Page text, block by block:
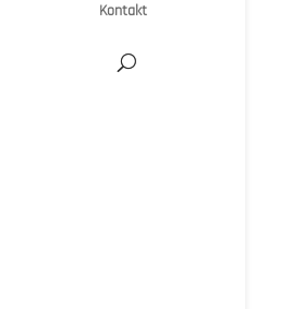
Kontakt